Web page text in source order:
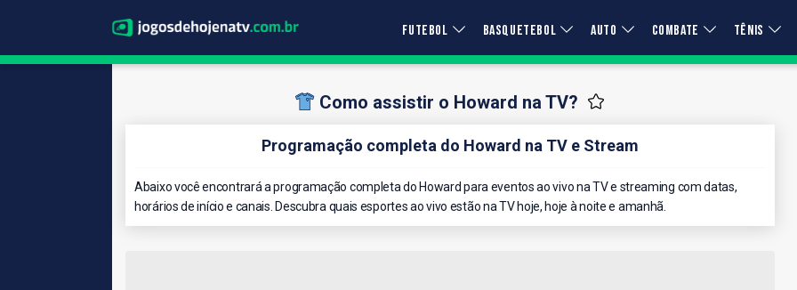
FUTEBOL BASQUETEBOL AUTO COMBATE TÊNIS
Como assistir o Howard na TV?
Programação completa do Howard na TV e Stream
Abaixo você encontrará a programação completa do Howard para eventos ao vivo na TV e streaming com datas,
horários de início e canais. Descubra quais esportes ao vivo estão na TV hoje, hoje à noite e amanhã.